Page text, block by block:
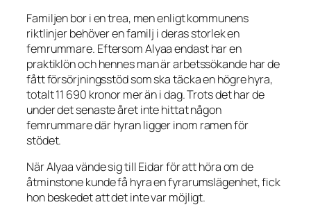
Familjen bor i en trea, men enligt kommunens
riktlinjer behöver en familj i deras storlek en
femrummare. Eftersom Alyaa endast har en
praktiklön och hennes man är arbetssökande har de
fått försörjningsstöd som ska täcka en högre hyra,
totalt 11 690 kronor mer än i dag. Trots det har de
under det senaste året inte hittat någon
femrummare där hyran ligger inom ramen för
stödet.
När Alyaa vände sig till Eidar för att höra om de
åtminstone kunde få hyra en fyrarumslägenhet, fick
hon beskedet att det inte var möjligt.